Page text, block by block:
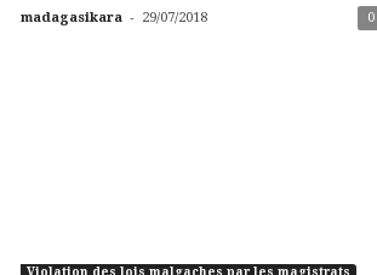
madagasikara - 29/07/2018 0
Violation des lois malgaches par les magistrats